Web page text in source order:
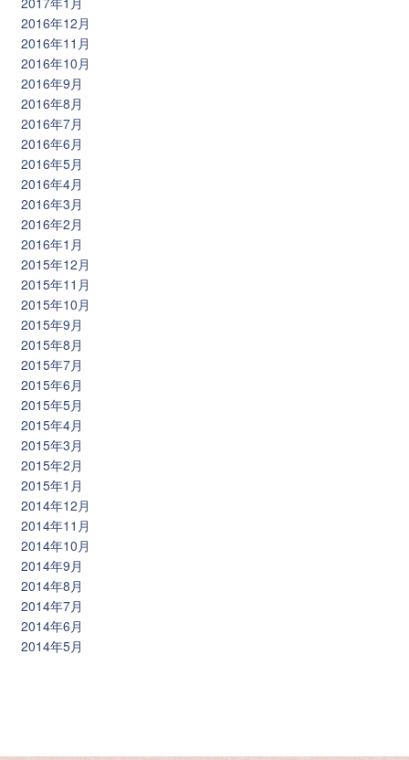
2016年12月
2016年11月
2016年10月
2016年9月
2016年8月
2016年7月
2016年6月
2016年5月
2016年4月
2016年3月
2016年2月
2016年1月
2015年12月
2015年11月
2015年10月
2015年9月
2015年8月
2015年7月
2015年6月
2015年5月
2015年4月
2015年3月
2015年2月
2015年1月
2014年12月
2014年11月
2014年10月
2014年9月
2014年8月
2014年7月
2014年6月
2014年5月